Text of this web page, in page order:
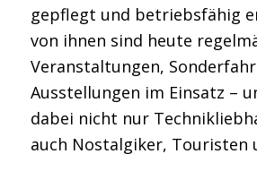
gepflegt und betriebsfähig
von ihnen sind heute
Veranstaltungen,
Ausstellungen im Einsatz –
dabei nicht nur
auch Nostalgiker, Touristen